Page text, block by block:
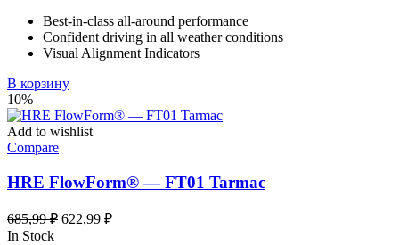
302,09 ₽.
Best-in-class all-around performance
Confident driving in all weather conditions
Visual Alignment Indicators
В корзину
10%
Add to wishlist
Compare
HRE FlowForm® — FT01 Tarmac
685,99₽ Первоначальная
622,99 ₽Текущая
In Stock